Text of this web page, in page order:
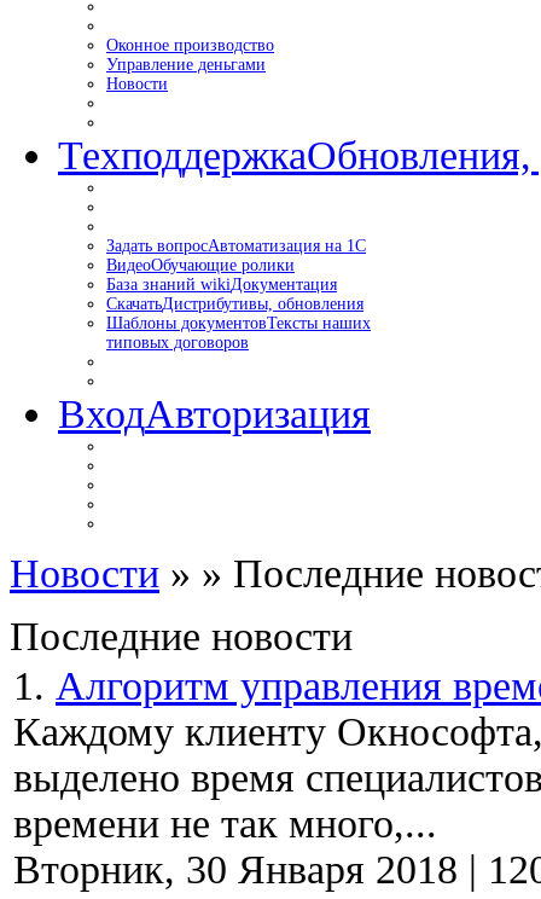
Оконное производство
Управление деньгами
Новости
Техподдержка
Задать вопросАвтоматизация на 1С
ВидеоОбучающие ролики
База знаний wikiДокументация
СкачатьДистрибутивы, обновления
Шаблоны документовТексты наших
типовых договоров
ВходАвторизация
Новости » » Последние
Последние новости
1. Алгоритм управления
Каждому клиенту
выделено время
времени не так много,...
Вторник, 30 Января 2018 |